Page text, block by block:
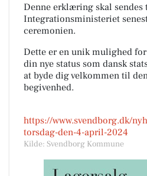
Denne erklæring skal
Integrationsministeriet
ceremonien.
Dette er en unik mulighed
din nye status som dansk
at byde dig velkommen til
begivenhed.
https://www.svendborg.dk/
torsdag-den-4-april-2024
Kilde: Svendborg Kommune